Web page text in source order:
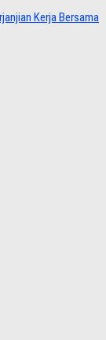
Kerja Bersama